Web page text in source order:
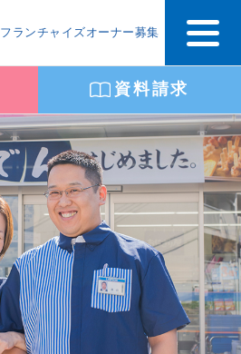
フランチャイズオーナー募集
資料請求